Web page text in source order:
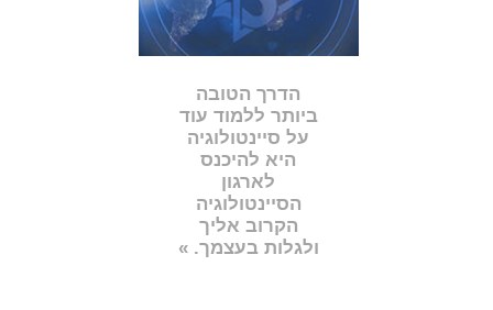
הדרך הטובה
ביותר ללמוד עוד
על סיינטולוגיה
היא להיכנס
לארגון
הסיינטולוגיה
הקרוב אליך
ולגלות בעצמך. »